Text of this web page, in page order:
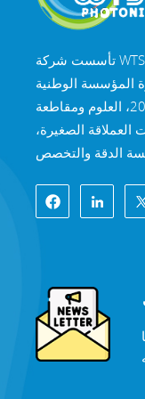
تأسست شركة WTS PHOTONICS CO.,LTD في عام
المؤسسة الوطنية
للتكنولوجيا الفائقة في عام 2021، العلوم ومقاطعة
العملاقة الصغيرة،
الدقة والتخصص
شرق الصين، وهي
مدينة بصرية شهيرة. تمتلك شركة WTS 11000 متر
مراقبة الجودة.
توفر WTS العملاء مع حلول شاملة للبحث والتطوير
عالية الدقة،
ومكونات الليزر